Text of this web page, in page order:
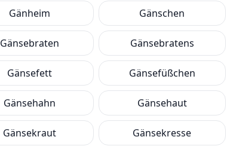
Gänheim Gänschen
Gänsebraten Gänsebratens
Gänsefett Gänsefüßchen
Gänsehahn Gänsehaut
Gänsekraut Gänsekresse